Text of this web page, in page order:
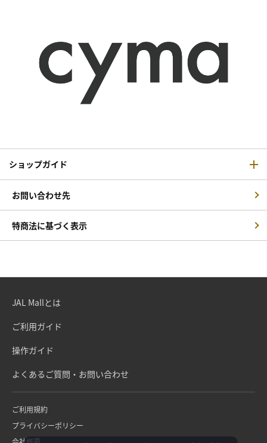
ショップガイド
お問い合わせ先
特商法に基づく表示
JAL Mallとは
ご利用ガイド
操作ガイド
よくあるご質問・お問い合わせ
ご利用規約
プライバシーポリシー